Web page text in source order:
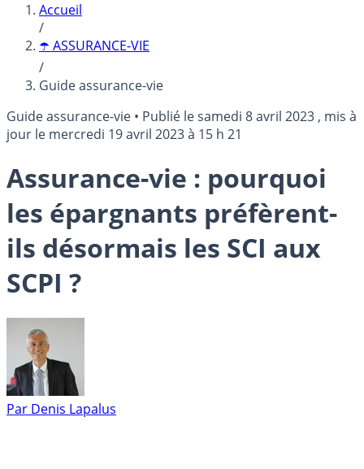
Accueil
/
☂️ ASSURANCE-VIE
/
Guide assurance-vie
Guide assurance-vie • Publié lesamedi 8 avril 2023 , mis à
jour le mercredi 19 avril 2023 à 15 h 21
Assurance-vie : pourquoi
les épargnants préfèrent-
ils désormais les SCI aux
SCPI ?
Par Denis Lapalus